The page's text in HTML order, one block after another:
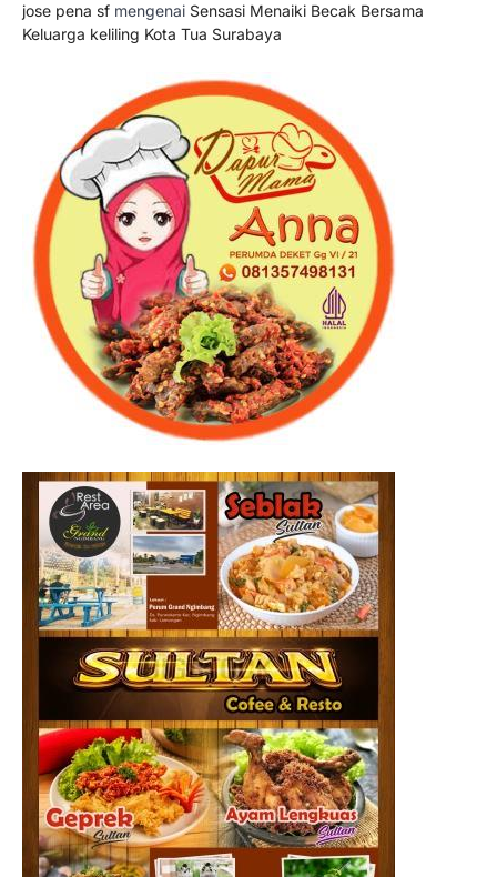
jose pena sf mengenai Sensasi Menaiki Becak Bersama
Keluarga keliling Kota Tua Surabaya